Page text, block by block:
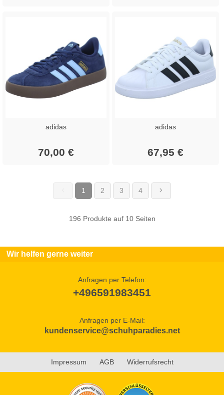
adidas
70,00 €
adidas
67,95 €
1 (current)
2 3 4
196 Produkte auf 10 Seiten
Wir helfen gerne weiter
Anfragen per Telefon:
+496591983451
Anfragen per E-Mail:
kundenservice@schuhparadies.net
Impressum AGB Widerrufsrecht